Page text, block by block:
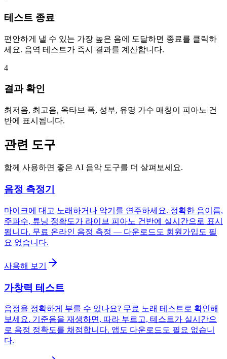
테스트 종료
편안하게 낼 수 있는 가장 높은 음에 도달하면 종료를 클릭하
세요. 음역 테스트가 즉시 결과를 계산합니다.
4
결과 확인
최저음, 최고음, 옥타브 폭, 성부, 유명 가수 매칭이 피아노 건
반에 표시됩니다.
관련 도구
함께 사용하면 좋은 AI 음악 도구를 더 살펴보세요.
음정 측정기
마이크에 대고 노래하거나 악기를 연주하세요. 정확한 음이름,
주파수, 튜닝 정확도가 라이브 피아노 건반에 실시간으로 표시
됩니다. 무료 온라인 음정 측정 — 다운로드도 회원가입도 필
요 없습니다.
사용해 보기
가창력 테스트
음정을 정확하게 부를 수 있나요? 무료 노래 테스트로 확인해
보세요. 기준음을 재생하면, 따라 부르고, 테스트가 실시간으
로 음정 정확도를 채점합니다. 앱도 다운로드도 필요 없습니
다.